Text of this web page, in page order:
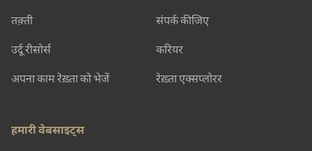
तक़्ती
उर्दू रीसोर्स
अपना काम रेख़्ता को भेजें
संपर्क कीजिए
करियर
रेख़्ता एक्सप्लोरर
हमारी वेबसाइट्स